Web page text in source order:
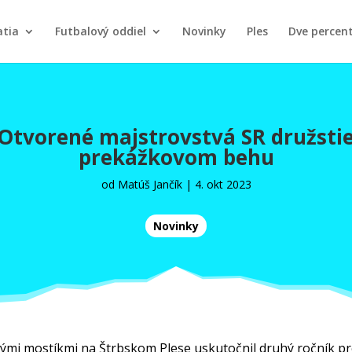
Futbalový oddiel Novinky Ples Dve
majstrovstvá SR
prekážkovom behu
od Matúš Jančík| 4. okt 2023
Novinky
mostíkmi na Štrbskom Plese uskutočnil druhý ročník